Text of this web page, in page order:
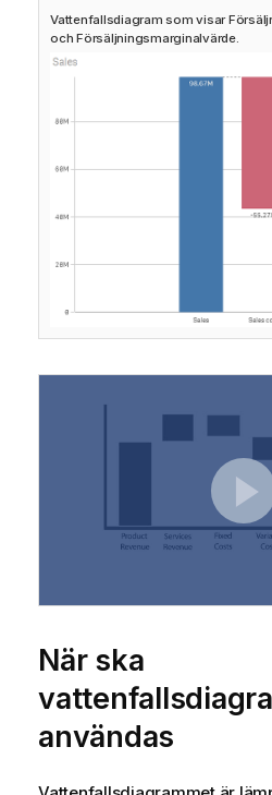
Vattenfallsdiagram som visar
och Försäljningsmarginalvärde.
När ska
användas